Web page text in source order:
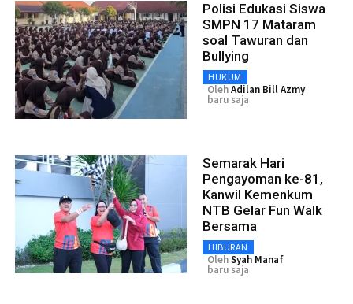
Polisi Edukasi Siswa
SMPN 17 Mataram
soal Tawuran dan
Bullying
HUKUM
OlehAdilan Bill Azmy
baru saja
Semarak Hari
Pengayoman ke-81,
Kanwil Kemenkum
NTB Gelar Fun Walk
Bersama
HIBURAN
OlehSyah Manaf
baru saja